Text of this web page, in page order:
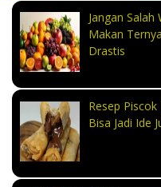
Jangan
Makan
Drastis
Resep
Bisa Jadi Ide